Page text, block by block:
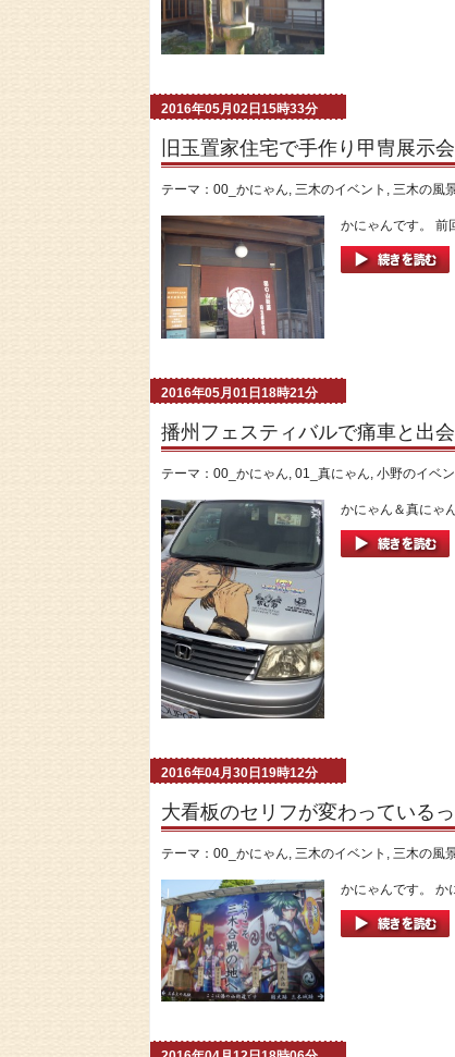
2016年05月02日15時33分
旧玉置家住宅で手作り甲冑展示
テーマ： 00_かにゃん, 三木のイベント , 三木の風
かにゃんです。 前
2016年05月01日18時21分
播州フェスティバルで痛車と出
テーマ： 00_かにゃん, 01_真にゃん, 小野のイベン
かにゃん＆真にゃ
2016年04月30日19時12分
大看板のセリフが変わっているっ
テーマ： 00_かにゃん, 三木のイベント , 三木の風
かにゃんです。 か